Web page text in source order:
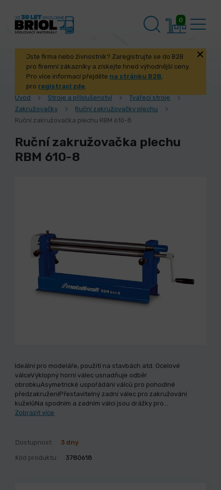
0
Jste firma nebo živnostník? Zaregistrujte se do B2B
pro firemní zákazníky a získejte hned výhodnější ceny.
Pro více informací přejděte na stránku B2B,
pro registraci zde.
Úvod
Stroje a příslušenství
Tvářecí stroje
Zakružovačky
Ruční zakružovačky plechu
Ruční zakružovačka plechu RBM 610-8
Ruční zakružovačka plechu
RBM 610-8
Ideální pro modeláře, použití na stavbách atd. Ocelové
válceVýklopný horní válec usnadňuje odběr
obrobkuAsymetrické uspořádání válců pro pohodlné
předzakruženíPřestavitelný zadní válec pro zakružování
kuželůNa spodním a zadním válci jsou drážky pro…
Zobrazit více
Dostupnost: 3 dny
Kód produktu: 3780618